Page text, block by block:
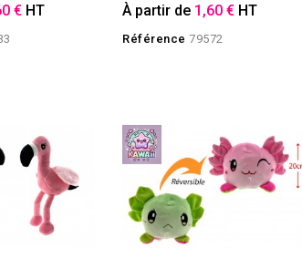
€ HT À partir de 1,60 € HT
Référence 79572